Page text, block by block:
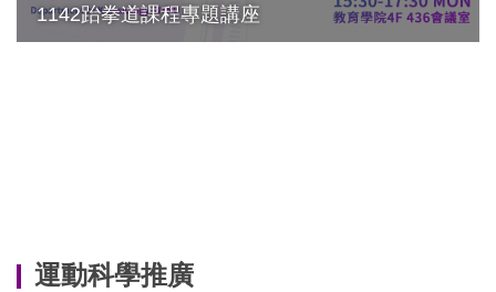
1142跆拳道課程專題講座
運動科學推廣